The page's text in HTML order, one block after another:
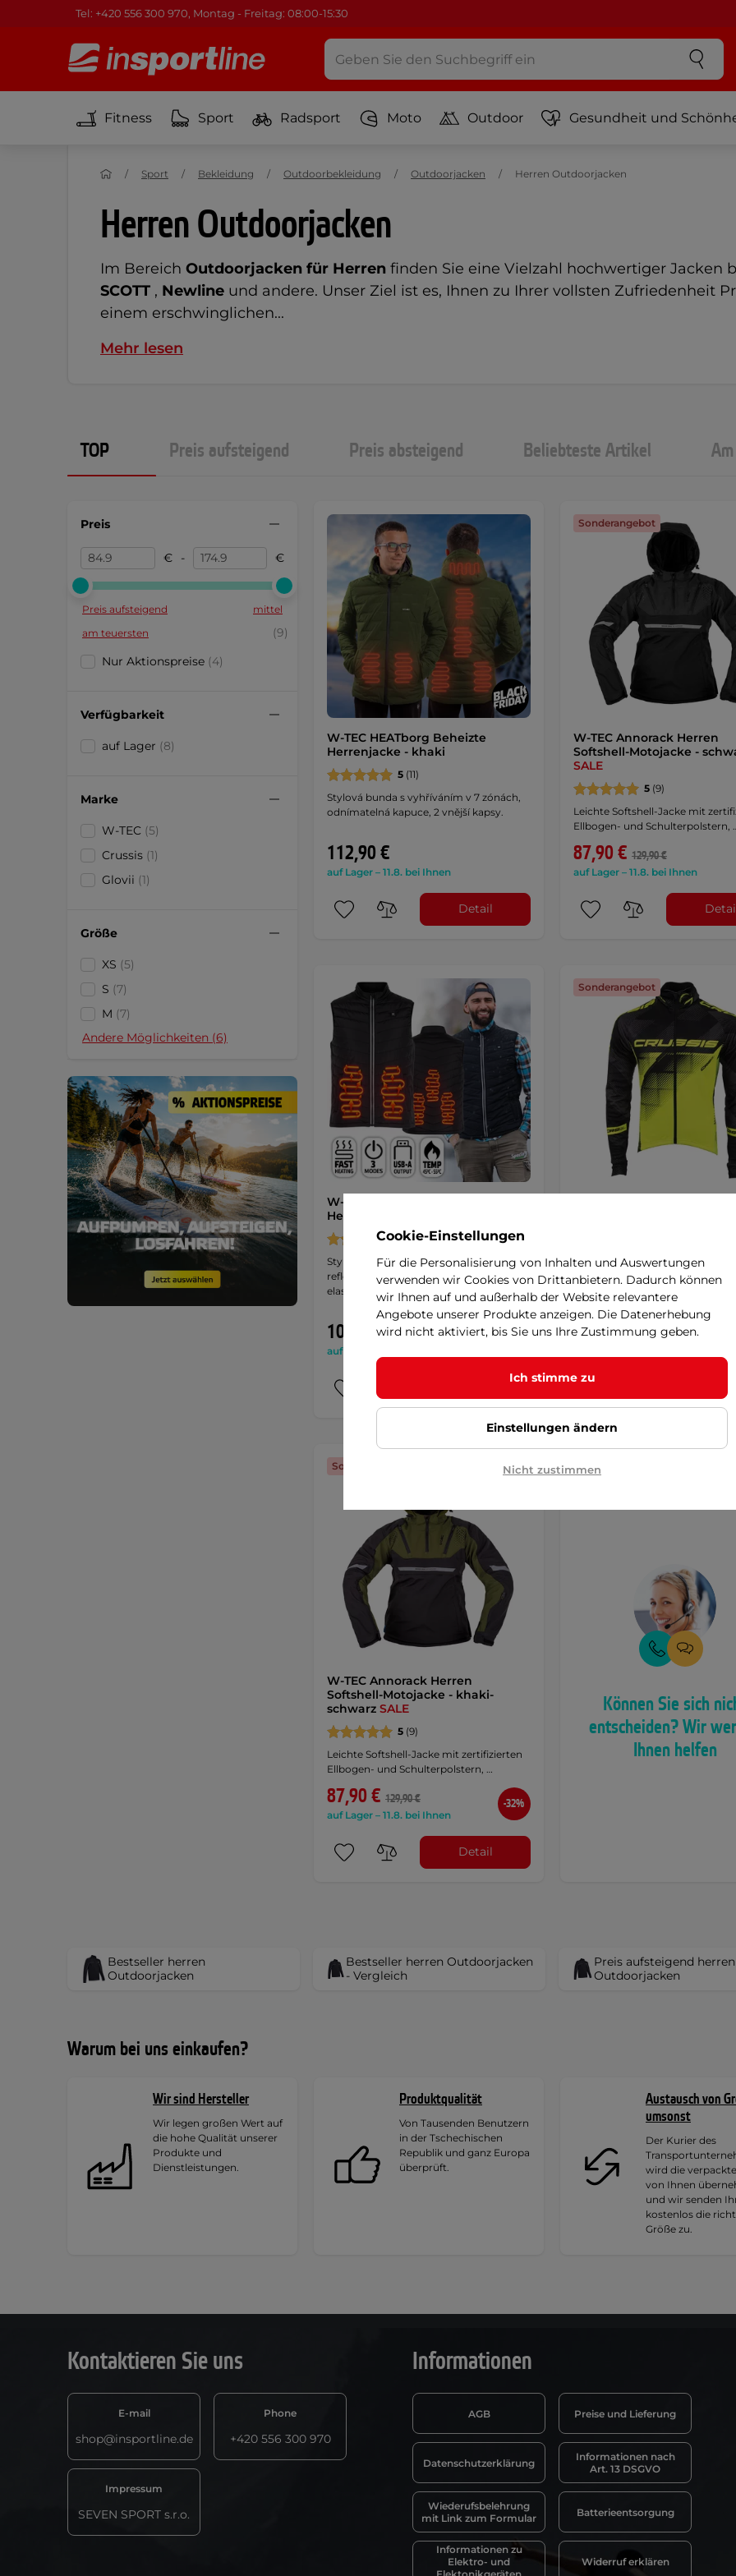
Tel: +420 556 300 970, Montag - Freitag: 08:00-15:30
Fitness Sport Radsport Moto Outdoor Gesundheit und
Herren Outdoorjacken
Im Bereich Outdoorjacken für Herren finden Sie eine Vielzahl hochwertiger Jacken
SCOTT , Newline und andere. Unser Ziel ist es, Ihnen zu Ihrer vollsten Zufriedenheit
einem erschwinglichen...
Mehr lesen
Sport Bekleidung Outdoorbekleidung Outdoorjacken Herren Outdoorjacken
TOP Preis aufsteigend Preis absteigend Beliebteste Artikel
Preis
€ - €
Preis aufsteigend
mittel
am teuersten
(9)
Nur Aktionspreise (4)
Verfügbarkeit
auf Lager (8)
Marke
W-TEC (5)
Crussis (1)
Glovii (1)
Größe
XS (5)
S (7)
M (7)
Andere Möglichkeiten (6)
W-TEC HEATborg Beheizte
Herrenjacke - khaki
5 (11)
Stylová bunda s vyhříváním v 7 zónách,
odnímatelná kapuce, 2 vnější kapsy.
112,90 €
auf Lager – 11.8. bei Ihnen
Detail
Sonderangebot
W-TEC Annorack Herren
Softshell-Motojacke -
SALE
5(9)
Leichte Softshell-Jacke mit
Ellbogen- und Schulterpolstern, …
87,90 € 129,90 €
auf Lager – 11.8. bei Ihnen
W-TEC HEATstem Herren
Heizweste - schwarz
5(13)
Stylisch genähte Heizweste mit
reflektierenden Elementen und
elastischen …
105,90 €
auf Lager – 11.8. bei Ihnen
Sonderangebot
schwarz-fluo gelb -
Fahrradjacke für Herren aus
wärmeisoliertem Material, die Sie
zuverlässig vor …
84,90 € 99,10 €
Sonderangebot
W-TEC Annorack Herren
Softshell-Motojacke - khaki-
schwarz SALE
5 (9)
Leichte Softshell-Jacke mit zertifizierten
Ellbogen- und Schulterpolstern, …
87,90 € 129,90 €
auf Lager – 11.8. bei Ihnen
-32%
Detail
Können Sie sich
entscheiden? Wir
Ihnen helfen
Bestseller herren
Outdoorjacken
Bestseller herren Outdoorjacken
- Vergleich
Preis aufsteigend herren
Outdoorjacken
Warum bei uns einkaufen?
Wir sind Hersteller
Wir legen großen Wert auf
die hohe Qualität unserer
Produkte und
Dienstleistungen.
Produktqualität
Von Tausenden Benutzern
in der Tschechischen
Republik und ganz Europa
überprüft.
Austausch von
umsonst
Der Kurier des
wird die
von Ihnen
und wir senden
kostenlos die
Größe zu.
Kontaktieren Sie uns
E-mail
shop@insportline.de
Phone
+420 556 300 970
Impressum
SEVEN SPORT s.r.o.
Informationen
AGB Preise und Lieferung
Datenschutzerklärung
Informationen nach
Art. 13 DSGVO
Wiederufsbelehrung
mit Link zum Formular
Batterieentsorgung
Informationen zu
Elektro- und
Widerruf erklären
Cookie-Einstellungen
Für die Personalisierung von Inhalten und Auswertungen
verwenden wir Cookies von Drittanbietern. Dadurch können
wir Ihnen auf und außerhalb der Website relevantere
Angebote unserer Produkte anzeigen. Die Datenerhebung
wird nicht aktiviert, bis Sie uns Ihre Zustimmung geben.
Ich stimme zu
Einstellungen ändern
Nicht zustimmen